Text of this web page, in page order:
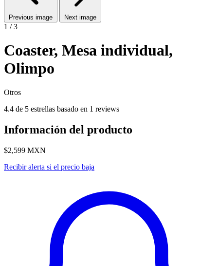
Previous image Next image
1 / 3
Coaster, Mesa individual,
Olimpo
Otros
4.4 de 5 estrellas basado en 1 reviews
Información del producto
$2,599 MXN
Recibir alerta si el precio baja